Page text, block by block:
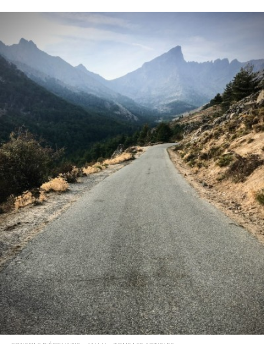
LIRE LA SUITE
CONSEILS D'ÉCRIVAINS J'AI LU TOUS LES ARTICLES